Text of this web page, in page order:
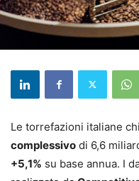
Le torrefazioni italiane
complessivo di 6,6
+5,1% su base annua. I